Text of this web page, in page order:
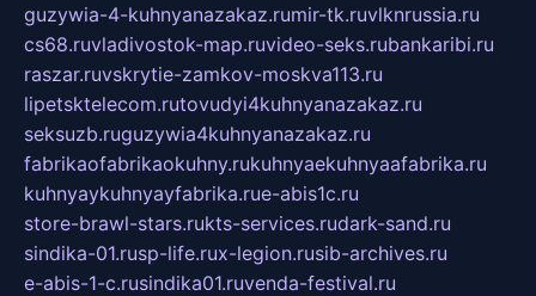
guzywia-4-kuhnyanazakaz.rumir-tk.ruvlknrussia.ru
cs68.ruvladivostok-map.ruvideo-seks.rubankaribi.ru
raszar.ruvskrytie-zamkov-moskva113.ru
lipetsktelecom.rutovudyi4kuhnyanazakaz.ru
seksuzb.ruguzywia4kuhnyanazakaz.ru
fabrikaofabrikaokuhny.rukuhnyaekuhnyaafabrika.ru
kuhnyaykuhnyayfabrika.rue-abis1c.ru
store-brawl-stars.rukts-services.rudark-sand.ru
sindika-01.rusp-life.rux-legion.rusib-archives.ru
e-abis-1-c.rusindika01.ruvenda-festival.ru